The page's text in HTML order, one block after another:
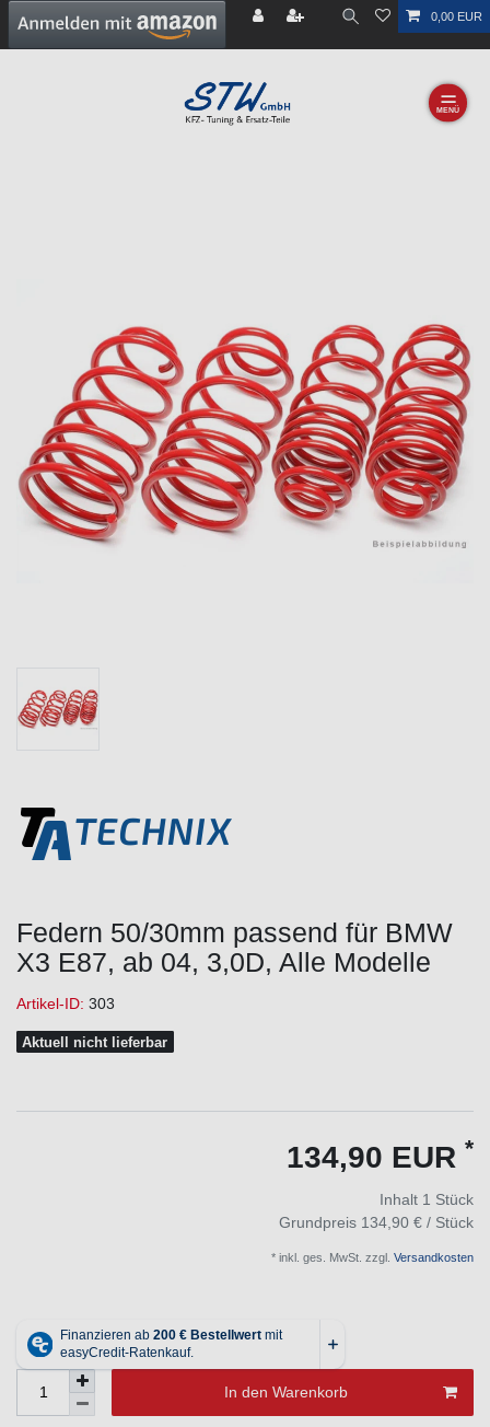
0,00 EUR
☰
Federn 50/30mm passend für BMW
X3 E87, ab 04, 3,0D, Alle Modelle
Artikel-ID: 303
Aktuell nicht lieferbar
134,90 EUR *
Inhalt 1 Stück
Grundpreis 134,90 € / Stück
* inkl. ges. MwSt. zzgl. Versandkosten
In den Warenkorb